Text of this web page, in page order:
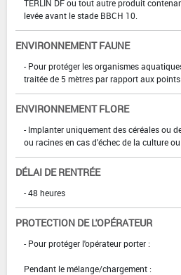
TERLIN DF ou tout autre produit
levée avant le stade BBCH 10.
ENVIRONNEMENT FAUNE
- Pour protéger les organismes
traitée de 5 mètres par rapport aux points
ENVIRONNEMENT FLORE
- Implanter uniquement des céréales ou
ou racines en cas d'échec de la culture
DÉLAI DE RENTRÉE
- 48 heures
PROTECTION DE L'OPÉRATEUR
- Pour protéger l'opérateur porter :
Pendant le mélange/chargement :